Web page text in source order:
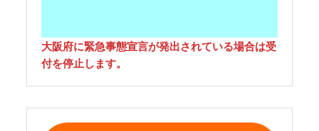
大阪府に緊急事態宣言が発出されている場合は受
付を停止します。